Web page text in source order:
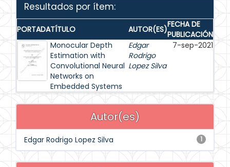
Resultados por ítem:
PORTADATÍTULO AUTOR(ES)FECHA DE
PUBLICACIÓN
Monocular Depth
Estimation with
Convolutional Neural
Networks on
Embedded Systems
Edgar
Rodrigo
Lopez Silva
7-sep-2021
Autor(es)
1
Edgar Rodrigo Lopez Silva